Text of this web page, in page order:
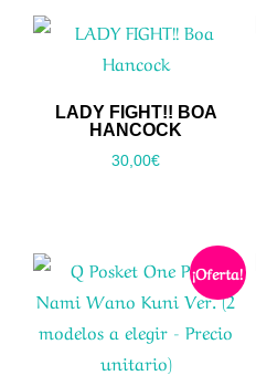
LADY FIGHT!! BOA
HANCOCK
30,00€
¡Oferta!